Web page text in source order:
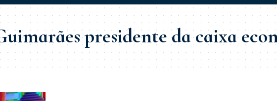
presidente da caixa